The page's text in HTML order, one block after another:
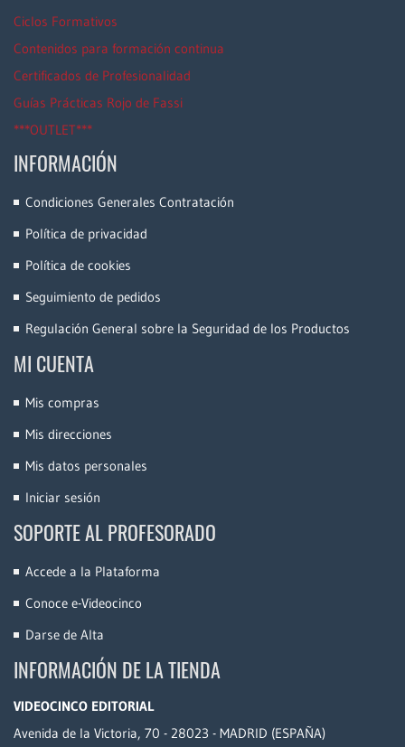
Ciclos Formativos
Contenidos para formación continua
Certificados de Profesionalidad
Guías Prácticas Rojo de Fassi
***OUTLET***
INFORMACIÓN
Condiciones Generales Contratación
Política de privacidad
Política de cookies
Seguimiento de pedidos
Regulación General sobre la Seguridad de los Productos
MI CUENTA
Mis compras
Mis direcciones
Mis datos personales
Iniciar sesión
SOPORTE AL PROFESORADO
Accede a la Plataforma
Conoce e-Videocinco
Darse de Alta
INFORMACIÓN DE LA TIENDA
VIDEOCINCO EDITORIAL
Avenida de la Victoria, 70 - 28023 - MADRID (ESPAÑA)